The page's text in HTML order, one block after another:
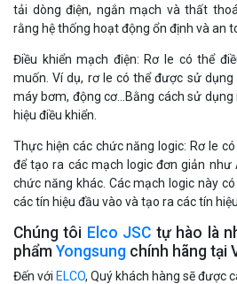
tải dòng điện, ngắn mạch và thất
rằng hệ thống hoạt động ổn định và an
Điều khiển mạch điện: Rơ le có thể
muốn. Ví dụ, rơ le có thể được sử
máy bơm, động cơ…Bằng cách sử
hiệu điều khiển.
Thực hiện các chức năng logic: Rơ le
để tạo ra các mạch logic đơn giản như
chức năng khác. Các mạch logic này
các tín hiệu đầu vào và tạo ra các tín
Chúng tôi Elco JSC tự hào là
phẩm Yongsung chính hãng tại
Đến với ELCO, Quý khách hàng sẽ được